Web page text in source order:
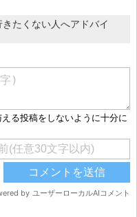
たくない人へアドバイ